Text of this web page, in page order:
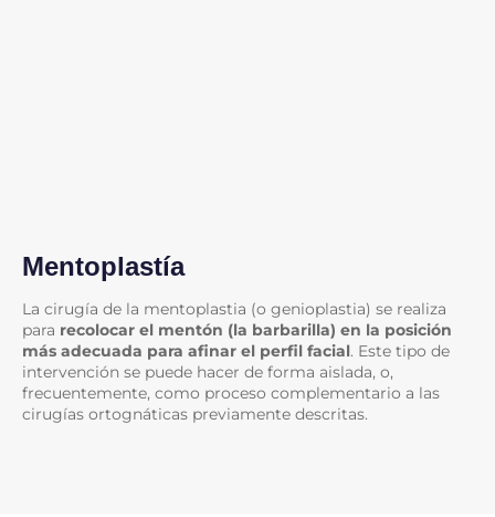
Mentoplastía
La cirugía de la mentoplastia (o genioplastia) se realiza
para recolocar el mentón (la barbarilla) en la posición
más adecuada para afinar el perfil facial. Este tipo de
intervención se puede hacer de forma aislada, o,
frecuentemente, como proceso complementario a las
cirugías ortognáticas previamente descritas.